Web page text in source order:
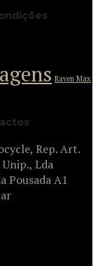
Raven Max
Rep. Art.
Unip., Lda
Pousada A1